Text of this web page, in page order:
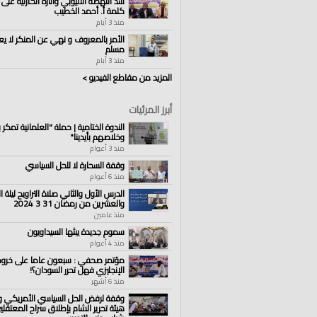
كلمة أ. أحمد الخطيب
منذ 3 أيام
الأمر بالمعروف و نهي عن المنكر لا
مسلم
منذ 3 أيام
المزيد من مقاطع الفيديو >
أبرز المرئيات
الندوة الختامية | حملة "العلمانية تمكر
وخلاصهم بأيدينا"
منذ 3 أعوام
وقفة السحارة لا للحل السياسي
منذ 6 أعوام
الدرس الأول والثاني صلاة التراويح ليلة
والعشرين من رمضان 31 3 2024
منذ عامين
سموم جديدة يبثها السيداويون
منذ 4 أعوام
مؤتمر صحفي : سبعون عاما على
الإنجليزي فهل تحرر السودان؟!
منذ 6 أشهر
وقفة لرفض الحل السياسي الأمريكي
هيئة تحرير الشام بإطلاق سراح